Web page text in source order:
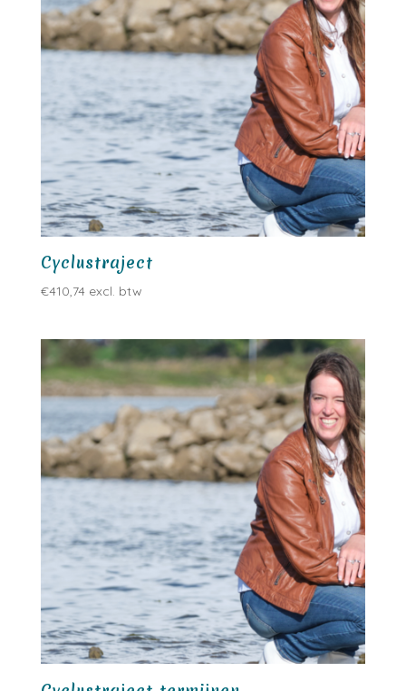
Cyclustraject
€410,74 excl. btw